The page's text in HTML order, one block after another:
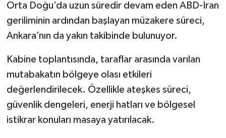
Orta Doğu’da uzun süredir devam eden ABD-İran
geriliminin ardından başlayan müzakere süreci,
Ankara’nın da yakın takibinde bulunuyor.
Kabine toplantısında, taraflar arasında varılan
mutabakatın bölgeye olası etkileri
değerlendirilecek. Özellikle ateşkes süreci,
güvenlik dengeleri, enerji hatları ve bölgesel
istikrar konuları masaya yatırılacak.